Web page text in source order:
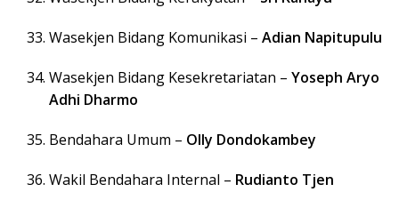
Wasekjen Bidang Komunikasi – Adian Napitupulu
Wasekjen Bidang Kesekretariatan – Yoseph Aryo
Adhi Dharmo
Bendahara Umum – Olly Dondokambey
Wakil Bendahara Internal – Rudianto Tjen